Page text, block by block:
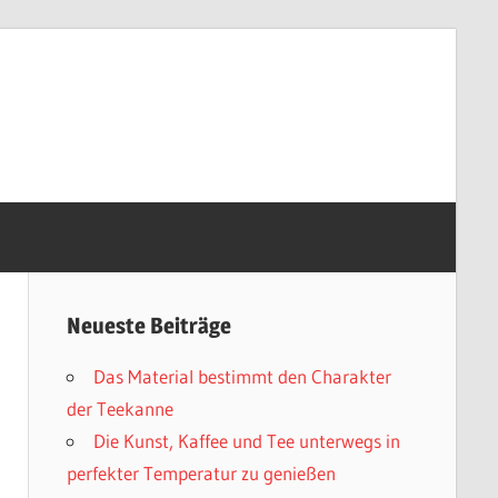
Neueste Beiträge
Das Material bestimmt den Charakter
der Teekanne
Die Kunst, Kaffee und Tee unterwegs in
perfekter Temperatur zu genießen